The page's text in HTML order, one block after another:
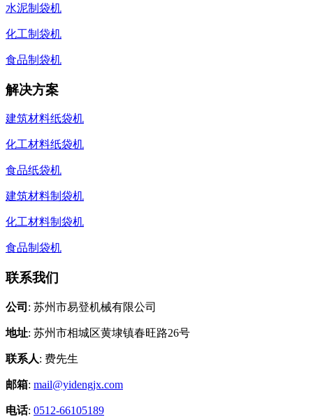
水泥制袋机
化工制袋机
食品制袋机
解决方案
建筑材料纸袋机
化工材料纸袋机
食品纸袋机
建筑材料制袋机
化工材料制袋机
食品制袋机
联系我们
公司 : 苏州市易登机械有限公司
地址: 苏州市相城区黄埭镇春旺路26号
联系人: 费先生
邮箱: mail@yidengjx.com
电话: 0512-66105189